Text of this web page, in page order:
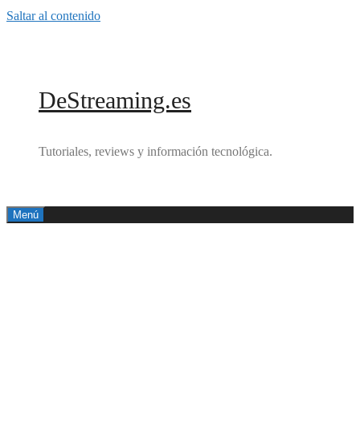
Saltar al contenido
DeStreaming.es
Tutoriales, reviews y información tecnológica.
Menú